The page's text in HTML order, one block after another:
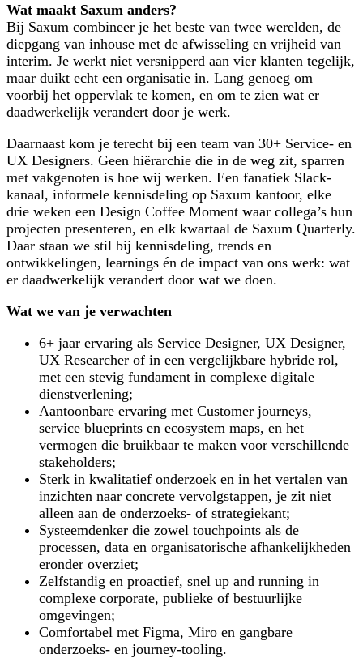
Wat maakt Saxum anders?
Bij Saxum combineer je het beste van twee werelden, de
diepgang van inhouse met de afwisseling en vrijheid van
interim. Je werkt niet versnipperd aan vier klanten tegelijk,
maar duikt echt een organisatie in. Lang genoeg om
voorbij het oppervlak te komen, en om te zien wat er
daadwerkelijk verandert door je werk.
Daarnaast kom je terecht bij een team van 30+ Service- en
UX Designers. Geen hiërarchie die in de weg zit, sparren
met vakgenoten is hoe wij werken. Een fanatiek Slack-
kanaal, informele kennisdeling op Saxum kantoor, elke
drie weken een Design Coffee Moment waar collega’s hun
projecten presenteren, en elk kwartaal de Saxum Quarterly.
Daar staan we stil bij kennisdeling, trends en
ontwikkelingen, learnings én de impact van ons werk: wat
er daadwerkelijk verandert door wat we doen.
Wat we van je verwachten
6+ jaar ervaring als Service Designer, UX Designer,
UX Researcher of in een vergelijkbare hybride rol,
met een stevig fundament in complexe digitale
dienstverlening;
Aantoonbare ervaring met Customer journeys,
service blueprints en ecosystem maps, en het
vermogen die bruikbaar te maken voor verschillende
stakeholders;
Sterk in kwalitatief onderzoek en in het vertalen van
inzichten naar concrete vervolgstappen, je zit niet
alleen aan de onderzoeks- of strategiekant;
Systeemdenker die zowel touchpoints als de
processen, data en organisatorische afhankelijkheden
eronder overziet;
Zelfstandig en proactief, snel up and running in
complexe corporate, publieke of bestuurlijke
omgevingen;
Comfortabel met Figma, Miro en gangbare
onderzoeks- en journey-tooling.